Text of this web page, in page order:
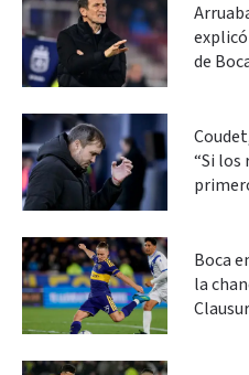
de
“Si los
Boca
la